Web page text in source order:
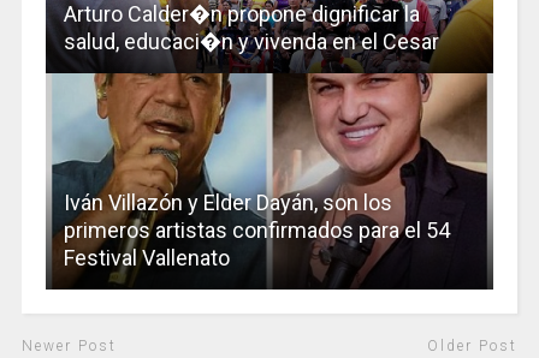
Arturo Calder�n propone dignificar la
salud, educaci�n y vivenda en el Cesar
Iván Villazón y Elder Dayán, son los
primeros artistas confirmados para el 54
Festival Vallenato
Newer Post Older Post